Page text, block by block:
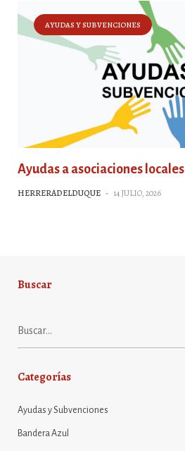
AYUDAS Y SUBVENCIONES
Ayudas a asociaciones locales
HERRERADELDUQUE - 14 JULIO, 2026
Buscar
Categorías
Ayudas y Subvenciones
Bandera Azul